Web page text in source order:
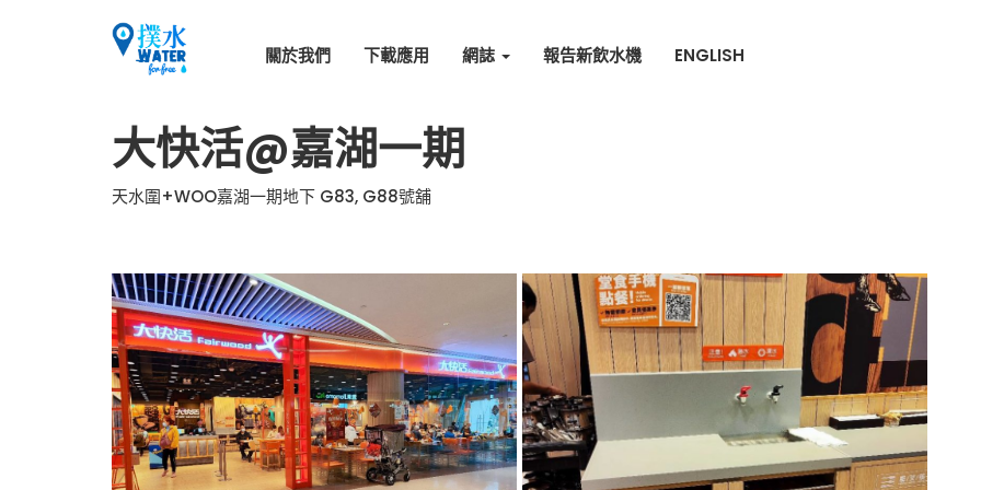
關於我們 下載應用 網誌 報告新飲水機 ENGLISH
大快活@嘉湖一期
天水圍+WOO嘉湖一期地下 G83, G88號舖